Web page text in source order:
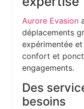
Aurore Evasion
déplacements
expérimentée
confort et
engagements.
Des
besoins